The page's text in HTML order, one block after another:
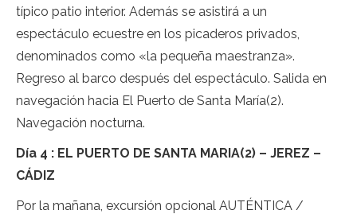
típico patio interior. Además se asistirá a un
espectáculo ecuestre en los picaderos privados,
denominados como «la pequeña maestranza».
Regreso al barco después del espectáculo. Salida en
navegación hacia El Puerto de Santa María(2).
Navegación nocturna.
Día 4 : EL PUERTO DE SANTA MARIA(2) – JEREZ –
CÁDIZ
Por la mañana, excursión opcional AUTÉNTICA /